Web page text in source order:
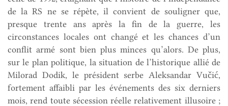
de la RS ne se répète, il convient de souligner que,
presque trente ans après la fin de la guerre, les
circonstances locales ont changé et les chances d’un
conflit armé sont bien plus minces qu’alors. De plus,
sur le plan politique, la situation de l’historique allié de
Milorad Dodik, le président serbe Aleksandar Vučić,
fortement affaibli par les événements des six derniers
mois, rend toute sécession réelle relativement illusoire ;